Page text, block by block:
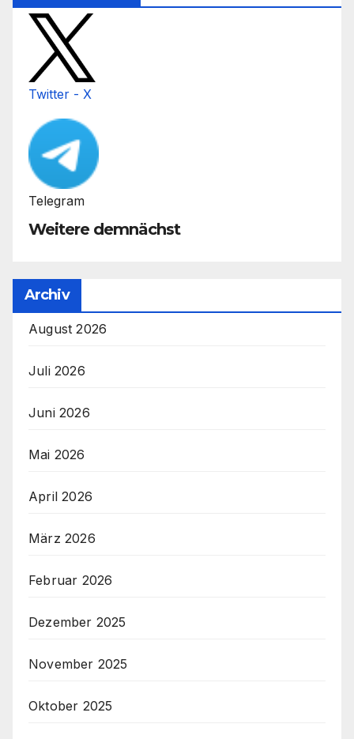
Twitter - X
Telegram
Weitere demnächst
Archiv
August 2026
Juli 2026
Juni 2026
Mai 2026
April 2026
März 2026
Februar 2026
Dezember 2025
November 2025
Oktober 2025